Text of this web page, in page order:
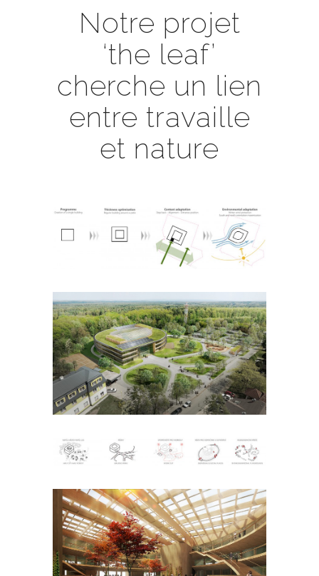
Notre projet
‘the leaf’
cherche un lien
entre travaille
et nature